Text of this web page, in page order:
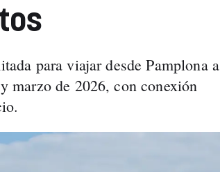
para viajar desde Pamplona a
marzo de 2026, con conexión